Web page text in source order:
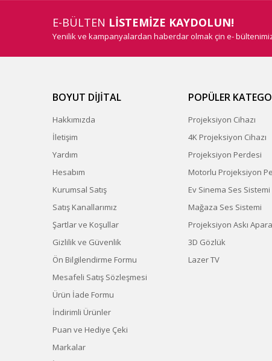
E-BÜLTEN LİSTEMİZE KAYDOLUN!
Yenilik ve kampanyalardan haberdar olmak çin e-
BOYUT DİJİTAL
Hakkımızda
İletişim
Yardım
Hesabım
Kurumsal Satış
Satış Kanallarımız
Şartlar ve Koşullar
Gizlilik ve Güvenlik
Ön Bilgilendirme Formu
Mesafeli Satış Sözleşmesi
Ürün İade Formu
İndirimli Ürünler
Puan ve Hediye Çeki
Markalar
POPÜLER
Projeksiyon Cihazı
4K Projeksiyon Cihazı
Projeksiyon Perdesi
Motorlu Projeksiyon
Ev Sinema Ses Sistemi
Mağaza Ses Sistemi
Projeksiyon Askı
3D Gözlük
Lazer TV